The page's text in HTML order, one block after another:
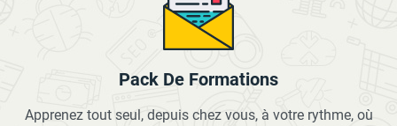
Pack De Formations
Apprenez tout seul, depuis chez vous, à votre rythme, où